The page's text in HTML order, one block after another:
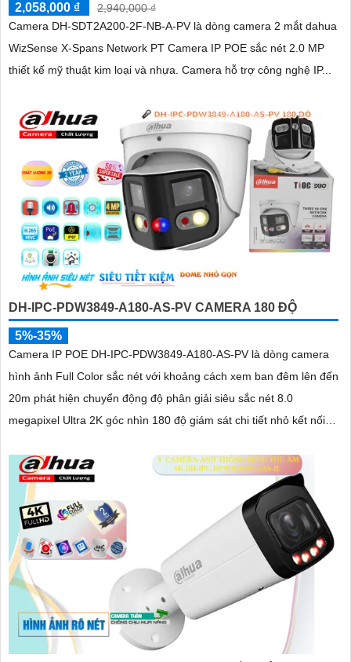
2,058,000 ₫
2,940,000 ₫
Camera DH-SDT2A200-2F-NB-A-PV là dòng camera 2 mắt dahua
WizSense X-Spans Network PT Camera IP POE sắc nét 2.0 MP
thiết kế mỹ thuật kim loại và nhựa. Camera hỗ trợ công nghệ IP...
DH-IPC-PDW3849-A180-AS-PV CAMERA 180 ĐỘ
5%-35%
Camera IP POE DH-IPC-PDW3849-A180-AS-PV là dòng camera
hình ảnh Full Color sắc nét với khoảng cách xem ban đêm lên đến
20m phát hiện chuyển động độ phân giải siêu sắc nét 8.0
megapixel Ultra 2K góc nhìn 180 độ giám sát chi tiết nhỏ kết nối